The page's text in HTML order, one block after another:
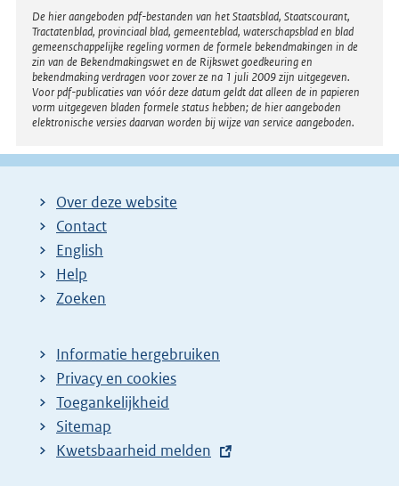
Disclaimer
De hier aangeboden pdf-bestanden van het Staatsblad, Staatscourant,
Tractatenblad, provinciaal blad, gemeenteblad, waterschapsblad en blad
gemeenschappelijke regeling vormen de formele bekendmakingen in de
zin van de Bekendmakingswet en de Rijkswet goedkeuring en
bekendmaking verdragen voor zover ze na 1 juli 2009 zijn uitgegeven.
Voor pdf-publicaties van vóór deze datum geldt dat alleen de in papieren
vorm uitgegeven bladen formele status hebben; de hier aangeboden
elektronische versies daarvan worden bij wijze van service aangeboden.
Over deze website
Contact
English
Help
Zoeken
Informatie hergebruiken
Privacy en cookies
Toegankelijkheid
Sitemap
E
Kwetsbaarheid melden